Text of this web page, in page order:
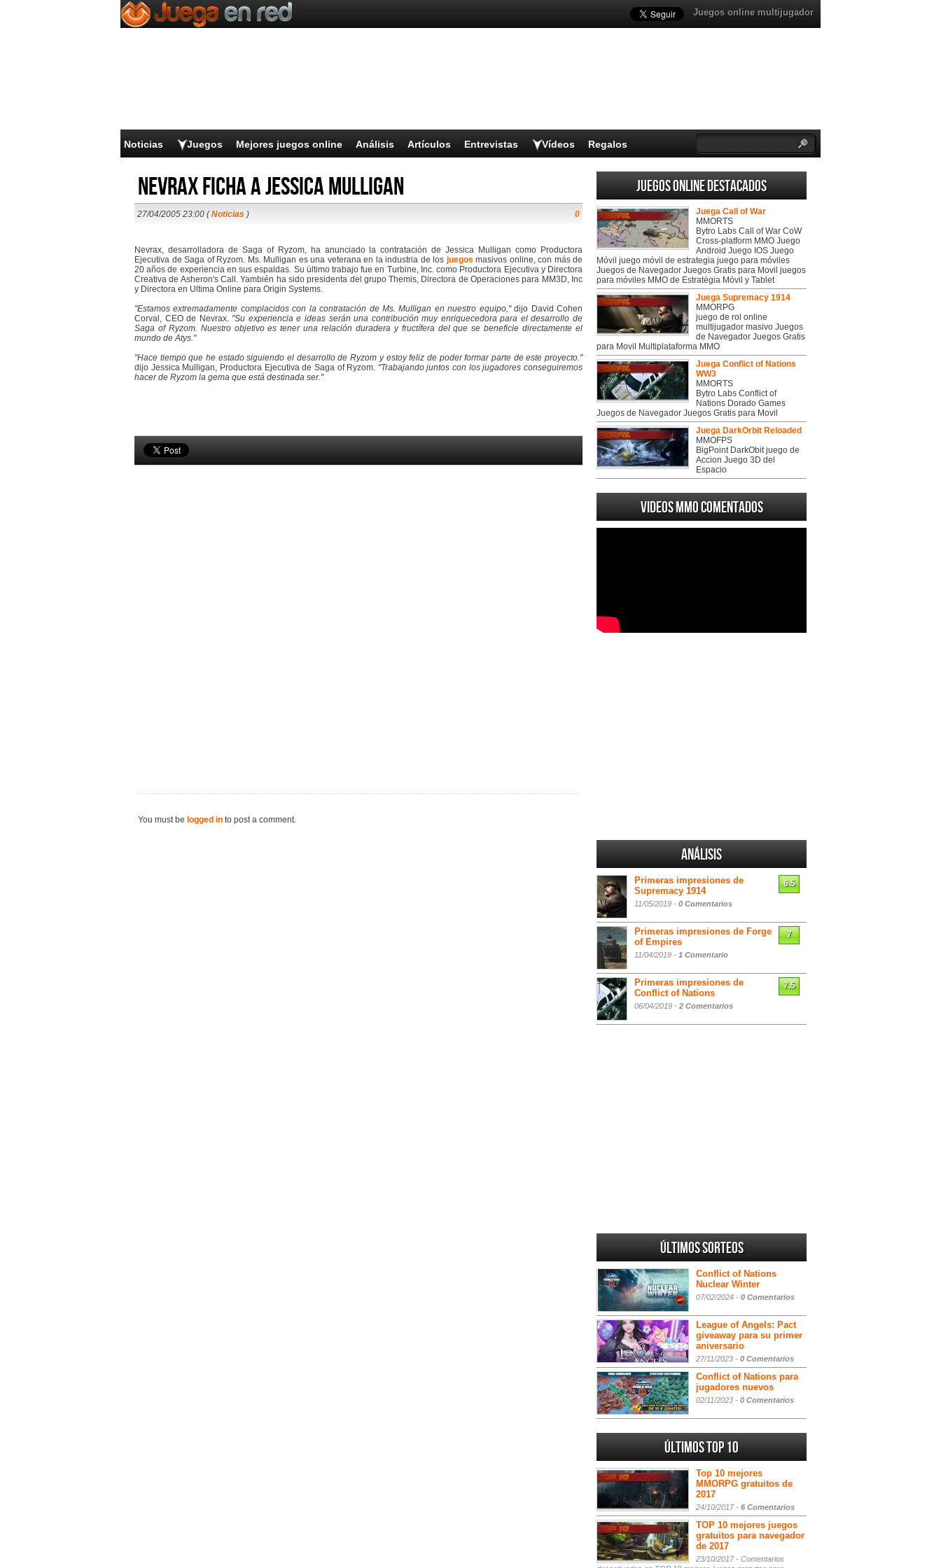
Juegos online multijugador
Noticias Juegos Mejores juegos online Análisis Artículos Entrevistas Vídeos Regalos
Nevrax ficha a Jessica Mulligan
27/04/2005 23:00 (Noticias ) 0
Nevrax, desarrolladora de Saga of Ryzom, ha anunciado la contratación de Jessica Mulligan como Productora
Ejecutiva de Saga of Ryzom. Ms. Mulligan es una veterana en la industria de los juegos masivos online, con más de
20 años de experiencia en sus espaldas. Su último trabajo fue en Turbine, Inc. como Productora Ejecutiva y Directora
Creativa de Asheron's Call. Yambién ha sido presidenta del grupo Themis, Directora de Operaciones para MM3D, Inc
y Directora en Ultima Online para Origin Systems.
"Estamos extremadamente complacidos con la contratación de Ms. Mulligan en nuestro equipo,"dijo David Cohen
Corval, CEO de Nevrax. "Su experiencia e ideas serán una contribución muy enriquecedora para el desarrollo de
Saga of Ryzom. Nuestro objetivo es tener una relación duradera y fructífera del que se beneficie directamente el
mundo de Atys."
"Hace tiempo que he estado siguiendo el desarrollo de Ryzom y estoy feliz de poder formar parte de este proyecto."
dijo Jessica Mulligan, Productora Ejecutiva de Saga of Ryzom. "Trabajando juntos con los jugadores conseguiremos
hacer de Ryzom la gema que está destinada ser."
You must be logged in to post a comment.
Juegos online destacados
Juega Call of War
MMORTS
Bytro Labs Call of War CoW
Cross-platform MMO Juego
Android Juego IOS Juego
Móvil juego móvil de estrategia juego para móviles
Juegos de Navegador Juegos Gratis para Movil juegos
para móviles MMO de Estratégia Móvil y Tablet
Juega Supremacy 1914
MMORPG
juego de rol online
multijugador masivo Juegos
de Navegador Juegos Gratis
para Movil Multiplataforma MMO
Juega Conflict of Nations
WW3
MMORTS
Bytro Labs Conflict of
Nations Dorado Games
Juegos de Navegador Juegos Gratis para Movil
Juega DarkOrbit Reloaded
MMOFPS
BigPoint DarkObit juego de
Accion Juego 3D del
Espacio
Videos MMO Comentados
Análisis
Primeras impresiones de
Supremacy 1914
11/05/2019 - 0 Comentarios
6.5
Primeras impresiones de Forge
of Empires
11/04/2019 - 1 Comentario
7
Primeras impresiones de
Conflict of Nations
06/04/2019 - 2 Comentarios
7.5
Últimos sorteos
Conflict of Nations
Nuclear Winter
07/02/2024 - 0 Comentarios
League of Angels: Pact
giveaway para su primer
aniversario
27/11/2023 - 0 Comentarios
Conflict of Nations para
jugadores nuevos
02/11/2023 - 0 Comentarios
Últimos Top 10
Top 10 mejores
MMORPG gratuitos de
2017
24/10/2017 - 6 Comentarios
TOP 10 mejores juegos
gratuitos para navegador
de 2017
23/10/2017 - Comentarios